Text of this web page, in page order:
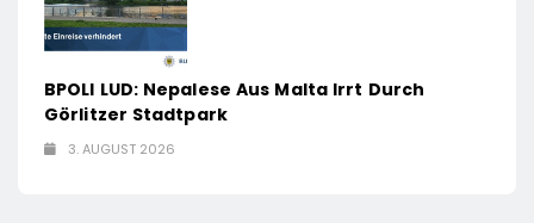
BPOLI LUD: Nepalese Aus Malta Irrt Durch
Görlitzer Stadtpark
3. AUGUST 2026